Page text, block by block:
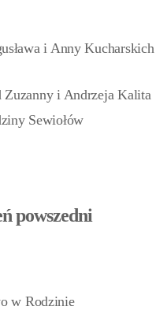
i Anny Kucharskich
Zuzanny i Andrzeja Kalita
Sewiołów
powszedni
w Rodzinie